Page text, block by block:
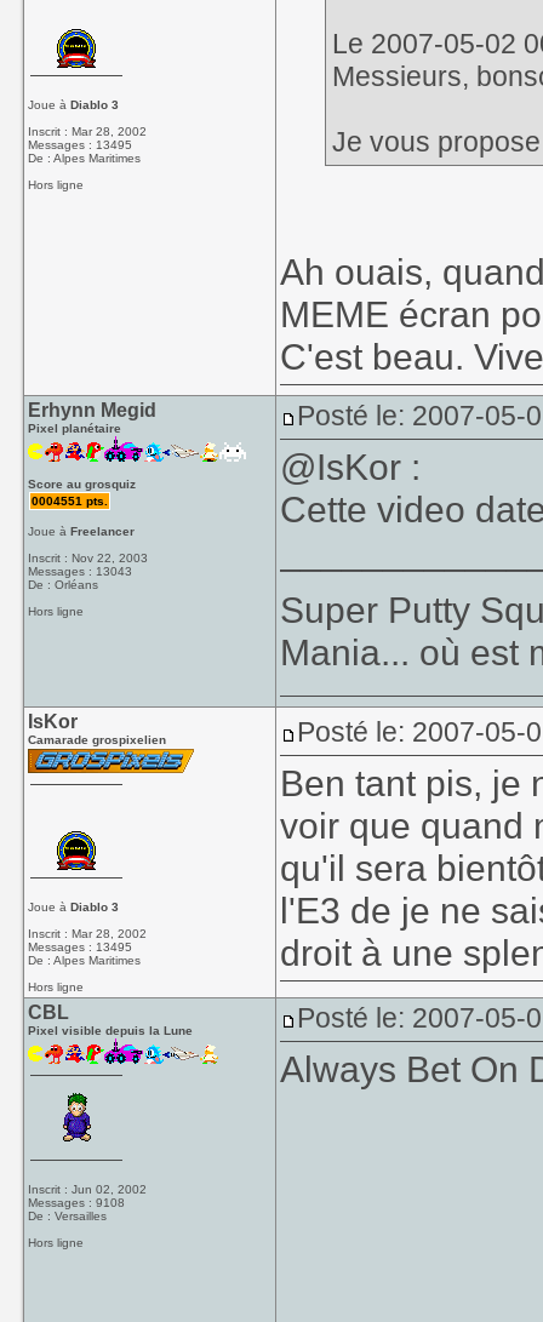
Joue àDiablo 3
Inscrit : Mar 28, 2002
Messages : 13495
De : Alpes Maritimes
Hors ligne
Le 2007-05-02
Messieurs,
Je vous
Ah ouais,
MEME écran
C'est beau.
Erhynn Megid
Pixel planétaire
Score au grosquiz
0004551 pts.
Joue àFreelancer
Inscrit : Nov 22, 2003
Messages : 13043
De : Orléans
Hors ligne
Posté le: 2007-05-
@IsKor :
Cette video
Super Putty
Mania... où est
IsKor
Camarade grospixelien
Joue àDiablo 3
Inscrit : Mar 28, 2002
Messages : 13495
De : Alpes Maritimes
Hors ligne
Posté le: 2007-05-
Ben tant pis, je
voir que quand
qu'il sera
l'E3 de je ne
droit à une
CBL
Pixel visible depuis la Lune
Inscrit : Jun 02, 2002
Messages : 9108
De : Versailles
Hors ligne
Posté le: 2007-05-
Always Bet On